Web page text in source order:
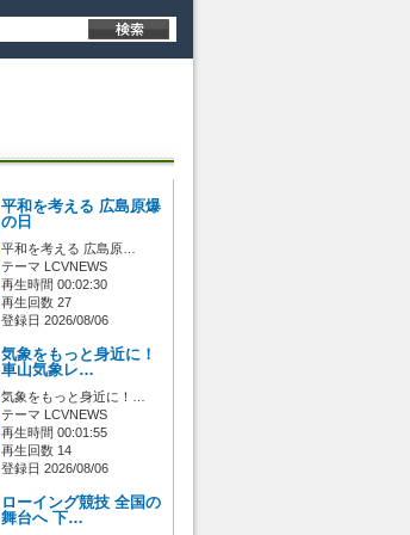
平和を考える 広島原爆
の日
平和を考える 広島原…
テーマ LCVNEWS
再生時間 00:02:30
再生回数 27
登録日 2026/08/06
気象をもっと身近に！
車山気象レ…
気象をもっと身近に！…
テーマ LCVNEWS
再生時間 00:01:55
再生回数 14
登録日 2026/08/06
ローイング競技 全国の
舞台へ 下…